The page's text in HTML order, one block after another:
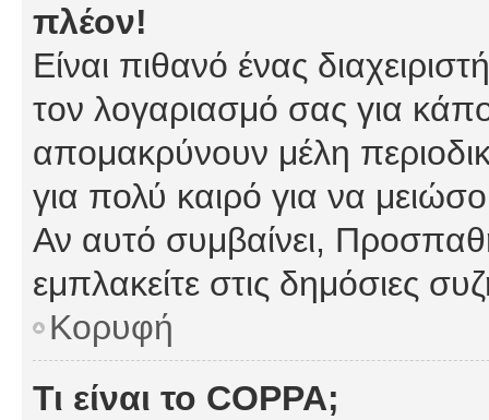
πλέον!
Είναι πιθανό ένας
τον λογαριασμό σας για
απομακρύνουν μέλη
για πολύ καιρό για να
Αν αυτό συμβαίνει,
εμπλακείτε στις δημόσιες
Κορυφή
Τι είναι το COPPA;